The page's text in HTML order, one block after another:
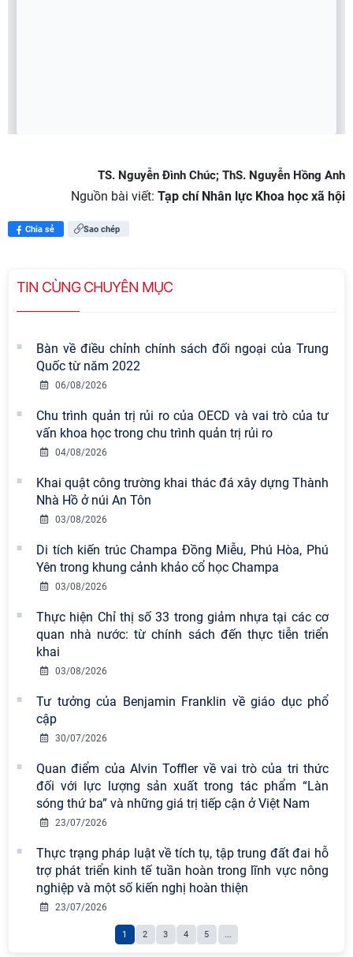
TS. Nguyễn Đình Chúc; ThS. Nguyễn Hồng Anh
Nguồn bài viết: Tạp chí Nhân lực Khoa học xã hội
Chia sẻ Sao chép
TIN CÙNG CHUYÊN MỤC
Bàn về điều chỉnh chính sách đối ngoại của Trung
Quốc từ năm 2022
06/08/2026
Chu trình quản trị rủi ro của OECD và vai trò của tư
vấn khoa học trong chu trình quản trị rủi ro
04/08/2026
Khai quật công trường khai thác đá xây dựng Thành
Nhà Hồ ở núi An Tôn
03/08/2026
Di tích kiến trúc Champa Đồng Miễu, Phú Hòa, Phú
Yên trong khung cảnh khảo cổ học Champa
03/08/2026
Thực hiện Chỉ thị số 33 trong giảm nhựa tại các cơ
quan nhà nước: từ chính sách đến thực tiễn triển
khai
03/08/2026
Tư tưởng của Benjamin Franklin về giáo dục phổ
cập
30/07/2026
Quan điểm của Alvin Toffler về vai trò của tri thức
đối với lực lượng sản xuất trong tác phẩm “Làn
sóng thứ ba” và những giá trị tiếp cận ở Việt Nam
23/07/2026
Thực trạng pháp luật về tích tụ, tập trung đất đai hỗ
trợ phát triển kinh tế tuần hoàn trong lĩnh vực nông
nghiệp và một số kiến nghị hoàn thiện
23/07/2026
1 2 3 4 5 ...